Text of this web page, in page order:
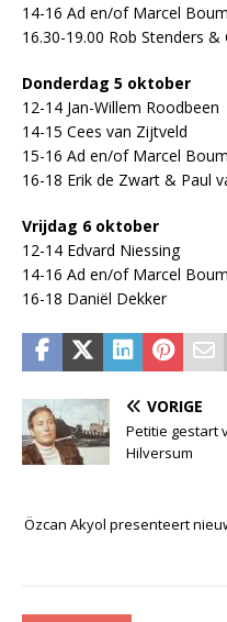
14-16 Ad en/of Marcel
16.30-19.00 Rob Stenders
Donderdag 5 oktober
12-14 Jan-Willem Roodbeen
14-15 Cees van Zijtveld
15-16 Ad en/of Marcel
16-18 Erik de Zwart & Paul
Vrijdag 6 oktober
12-14 Edvard Niessing
14-16 Ad en/of Marcel
16-18 Daniël Dekker
VORIGE
Petitie gestart
Hilversum
Özcan Akyol presenteert